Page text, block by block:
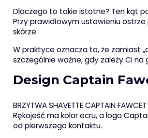
Dlaczego to takie istotne? Ten kąt
Przy prawidłowym ustawieniu
skórze.
W praktyce oznacza to, że zamiast
szczególnie ważne, gdy zależy Ci
Design Captain
BRZYTWA SHAVETTE CAPTAIN
Rękojeść ma kolor ecru, a logo
od pierwszego kontaktu.